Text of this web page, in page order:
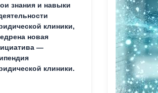
знания и навыки
клиники,
новая
—
клиники.